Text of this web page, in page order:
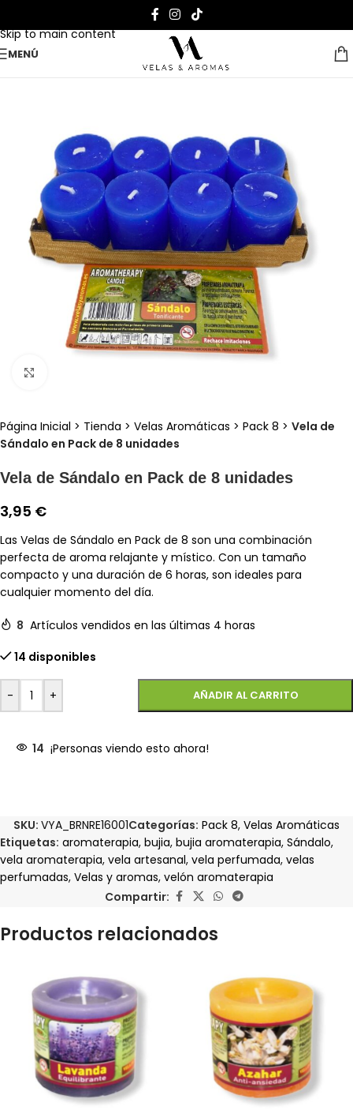
Skip to main content
MENÚ
Página Inicial > Tienda > Velas Aromáticas > Pack 8 > Vela de
Sándalo en Pack de 8 unidades
Vela de Sándalo en Pack de 8 unidades
3,95 €
Las Velas de Sándalo en Pack de 8 son una combinación
perfecta de aroma relajante y místico. Con un tamaño
compacto y una duración de 6 horas, son ideales para
cualquier momento del día.
8 Artículos vendidos en las últimas 4 horas
14 disponibles
- + AÑADIR AL CARRITO
14 ¡Personas viendo esto ahora!
SKU: VYA_BRNRE16001Categorías: Pack 8, Velas Aromáticas
Etiquetas: aromaterapia, bujia, bujia aromaterapia, Sándalo,
vela aromaterapia, vela artesanal, vela perfumada, velas
perfumadas, Velas y aromas, velón aromaterapia
Compartir:
Productos relacionados